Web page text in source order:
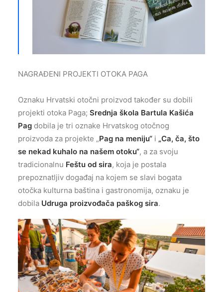
NAGRAĐENI PROJEKTI OTOKA PAGA
Oznaku Hrvatski otočni proizvod također su dobili
projekti otoka Paga; Srednja škola Bartula Kašića
Pag dobila je tri oznake Hrvatskog otočnog
proizvoda za projekte „Pag na meniju“ i „Ca, ča, što
se nekad kuhalo na našem otoku“, a za svoju
tradicionalnu Feštu od sira, koja je postala
prepoznatljiv događaj na kojem se slavi bogata
otočka kulturna baština i gastronomija, oznaku je
dobila Udruga proizvođača paškog sira.